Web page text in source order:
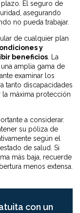
El seguro de
asegurando
no pueda trabajar.
de cualquier plan
y
beneficios . La
amplia gama de
examinar los
tanto discapacidades
máxima protección
a considerar.
su póliza de
según el
de salud. Si
más baja, recuerde
menos extensa.
con un